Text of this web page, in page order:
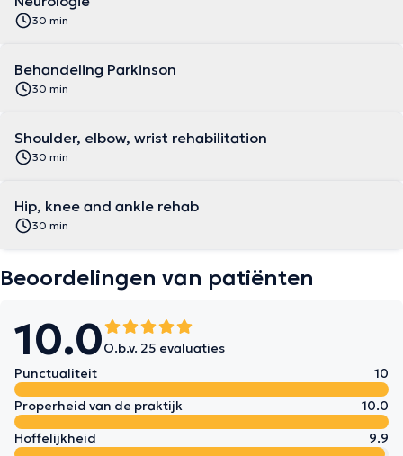
30 min
Behandeling Parkinson
30 min
Shoulder, elbow, wrist rehabilitation
30 min
Hip, knee and ankle rehab
30 min
Beoordelingen van patiënten
10.0O.b.v. 25 evaluaties
Punctualiteit
10
Properheid van de praktijk
10.0
Hoffelijkheid
9.9